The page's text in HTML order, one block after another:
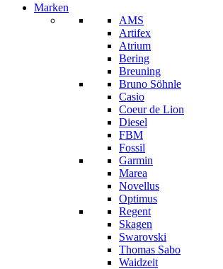
Marken
AMS
Artifex
Atrium
Bering
Breuning
Bruno Söhnle
Casio
Coeur de Lion
Diesel
FBM
Fossil
Garmin
Marea
Novellus
Optimus
Regent
Skagen
Swarovski
Thomas Sabo
Waidzeit